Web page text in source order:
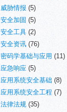
威胁情报 (5)
安全加固 (5)
安全工具 (2)
安全资讯 (76)
密码学基础与应用 (11)
应急响应 (5)
应用系统安全基础 (8)
应用系统安全工程 (7)
法律法规 (35)